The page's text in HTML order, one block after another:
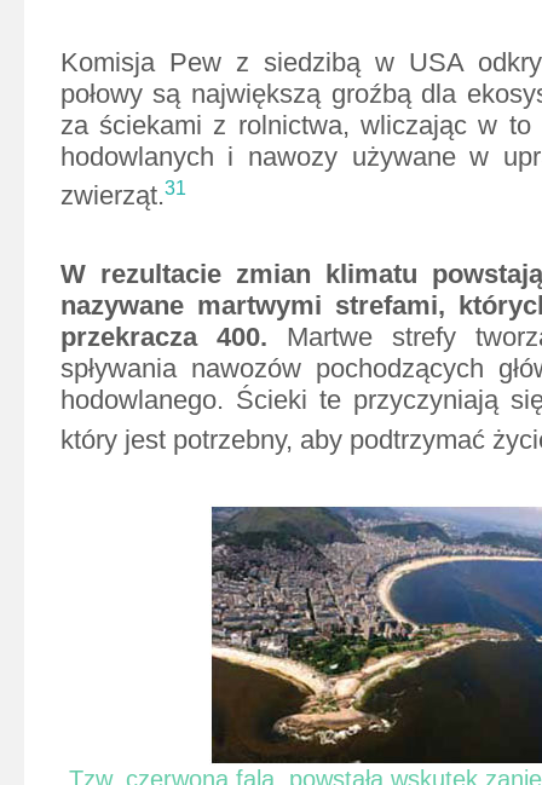
Komisja Pew z siedzibą w USA
połowy są największą groźbą dla
za ściekami z rolnictwa, wliczając w to
hodowlanych i nawozy używane w
zwierząt.31
W rezultacie zmian klimatu
nazywane martwymi strefami,
przekracza 400. Martwe strefy
spływania nawozów pochodzących
hodowlanego. Ścieki te przyczyniają
który jest potrzebny, aby podtrzymać
Tzw. czerwona fala, powstała wskutek